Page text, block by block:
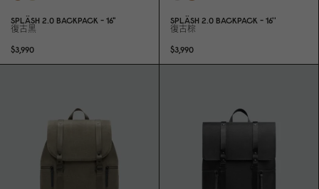
SPLÄSH 2.0 BACKPACK - 16"
復古黑
$3,990
SPLÄSH 2.0 BACKPACK - 16''
復古棕
$3,990